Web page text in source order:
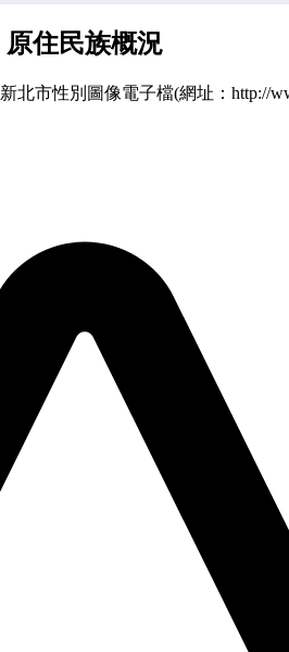
原住民族概況
市性別圖像電子檔(網址：http://